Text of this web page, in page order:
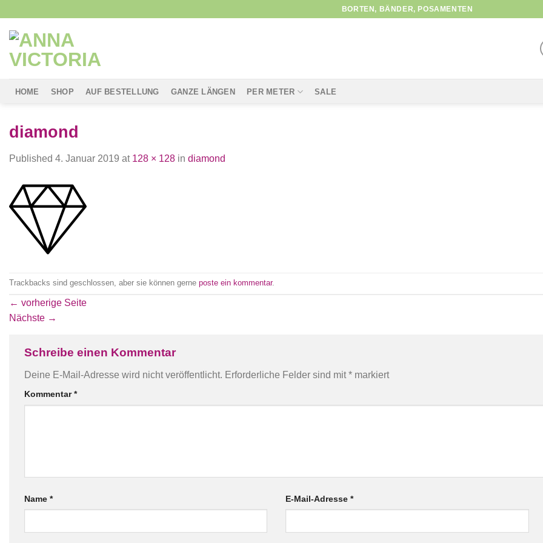
content
BORTEN, BÄNDER, POSAMENTEN
HOME SHOP AUF BESTELLUNG GANZE LÄNGEN PER METER SALE
diamond
Published 4. Januar 2019 at 128 × 128 in diamond
Trackbacks sind geschlossen, aber sie können gerne poste ein kommentar.
← vorherige Seite
Nächste →
Schreibe einen Kommentar
Deine E-Mail-Adresse wird nicht veröffentlicht. Erforderliche Felder sind mit* markiert
Kommentar*
Name * E-Mail-Adresse*